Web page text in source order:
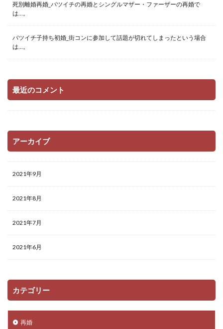
死別離婚再婚_バツイチの再婚とシングルマザー・ファーザーの再婚で
は…。
バツイチ子持ち初婚_街コンに参加して話題が切れてしまったという場合
は…。
最近のコメント
アーカイブ
2021年9月
2021年8月
2021年7月
2021年6月
カテゴリー
再婚